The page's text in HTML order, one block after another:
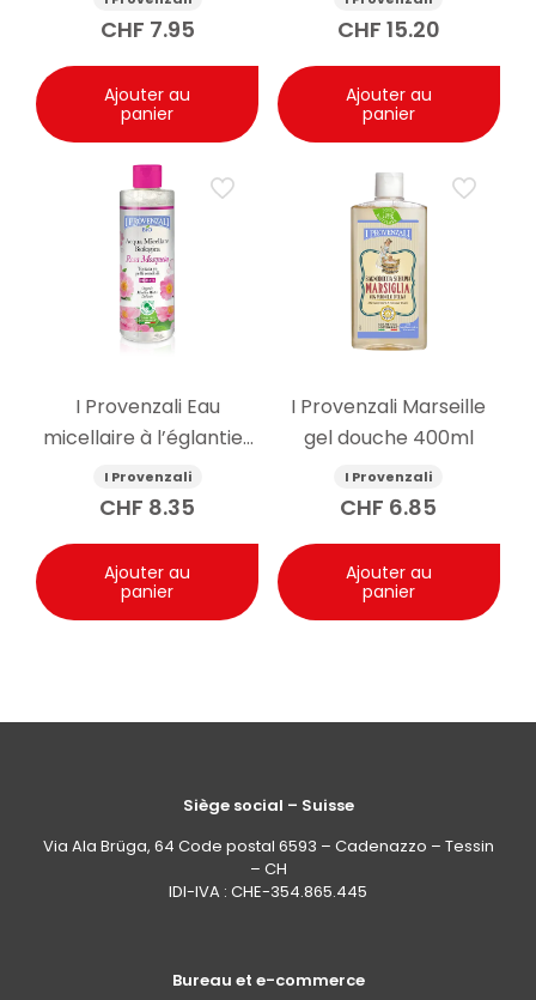
CHF 7.95
Ajouter au
panier
30ml
CHF 15.20
Ajouter au
panier
I Provenzali Eau
micellaire à l’églantier
bio 400ml
I Provenzali
CHF 8.35
Ajouter au
panier
I Provenzali Marseille
gel douche 400ml
I Provenzali
CHF 6.85
Ajouter au
panier
Siège social – Suisse
Via Ala Brüga, 64 Code postal 6593 – Cadenazzo – Tessin
– CH
IDI-IVA : CHE-354.865.445
Bureau et e-commerce